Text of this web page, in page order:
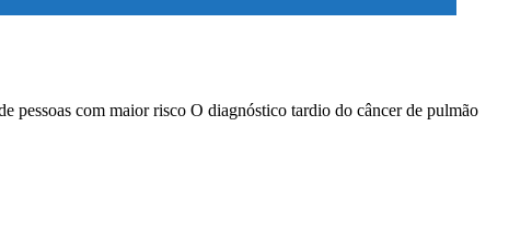
pessoas com maior risco O diagnóstico tardio do câncer de pulmão